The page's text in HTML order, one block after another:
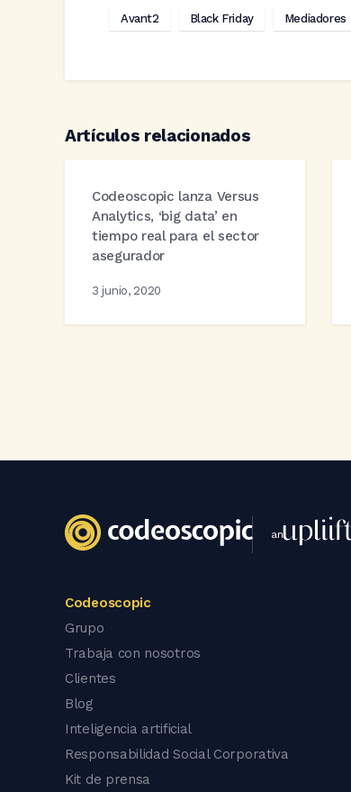
Avant2 Black Friday Mediadores
Artículos relacionados
Codeoscopic lanza Versus
Analytics, ‘big data’ en
tiempo real para el sector
asegurador
3 junio, 2020
an
Codeoscopic
Grupo
Trabaja con nosotros
Clientes
Blog
Inteligencia artificial
Responsabilidad Social Corporativa
Kit de prensa